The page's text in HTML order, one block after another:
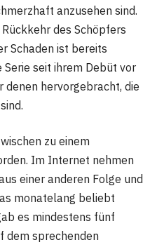
anzusehen sind.
des Schöpfers
Schaden ist bereits
seit ihrem Debüt vor
denen hervorgebracht, die
zu einem
Im Internet nehmen
einer anderen Folge und
monatelang beliebt
es mindestens fünf
dem sprechenden